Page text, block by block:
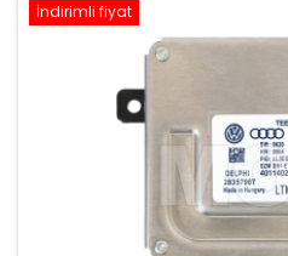
İndirimli fiyat